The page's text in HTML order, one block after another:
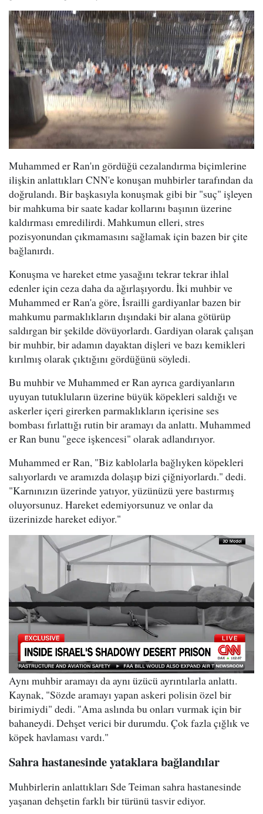
Muhammed er Ran'ın gördüğü cezalandırma biçimlerine
ilişkin anlattıkları CNN'e konuşan muhbirler tarafından da
doğrulandı. Bir başkasıyla konuşmak gibi bir "suç" işleyen
bir mahkuma bir saate kadar kollarını başının üzerine
kaldırması emredilirdi. Mahkumun elleri, stres
pozisyonundan çıkmamasını sağlamak için bazen bir çite
bağlanırdı.
Konuşma ve hareket etme yasağını tekrar tekrar ihlal
edenler için ceza daha da ağırlaşıyordu. İki muhbir ve
Muhammed er Ran'a göre, İsrailli gardiyanlar bazen bir
mahkumu parmaklıkların dışındaki bir alana götürüp
saldırgan bir şekilde dövüyorlardı. Gardiyan olarak çalışan
bir muhbir, bir adamın dayaktan dişleri ve bazı kemikleri
kırılmış olarak çıktığını gördüğünü söyledi.
Bu muhbir ve Muhammed er Ran ayrıca gardiyanların
uyuyan tutukluların üzerine büyük köpekleri saldığı ve
askerler içeri girerken parmaklıkların içerisine ses
bombası fırlattığı rutin bir aramayı da anlattı. Muhammed
er Ran bunu "gece işkencesi" olarak adlandırıyor.
Muhammed er Ran, "Biz kablolarla bağlıyken köpekleri
salıyorlardı ve aramızda dolaşıp bizi çiğniyorlardı." dedi.
"Karnınızın üzerinde yatıyor, yüzünüzü yere bastırmış
oluyorsunuz. Hareket edemiyorsunuz ve onlar da
üzerinizde hareket ediyor."
Aynı muhbir aramayı da aynı üzücü ayrıntılarla anlattı.
Kaynak, "Sözde aramayı yapan askeri polisin özel bir
birimiydi" dedi. "Ama aslında bu onları vurmak için bir
bahaneydi. Dehşet verici bir durumdu. Çok fazla çığlık ve
köpek havlaması vardı."
Sahra hastanesinde yataklara bağlandılar
Muhbirlerin anlattıkları Sde Teiman sahra hastanesinde
yaşanan dehşetin farklı bir türünü tasvir ediyor.